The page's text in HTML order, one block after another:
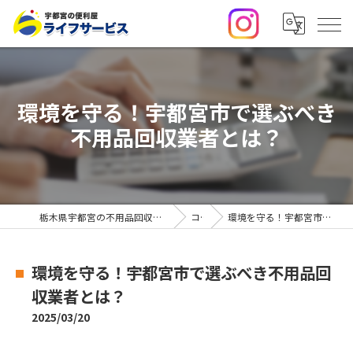
環境を守る！宇都宮市で選ぶべき
不用品回収業者とは？
栃木県宇都宮の不用品回収・便利屋なら合同会社ライフサービス コラム 環境を守る！宇都宮市で選ぶべき不用品回収業者とは？
環境を守る！宇都宮市で選ぶべき不用品回
収業者とは？
2025/03/20